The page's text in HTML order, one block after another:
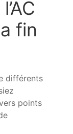
fin
différents
points